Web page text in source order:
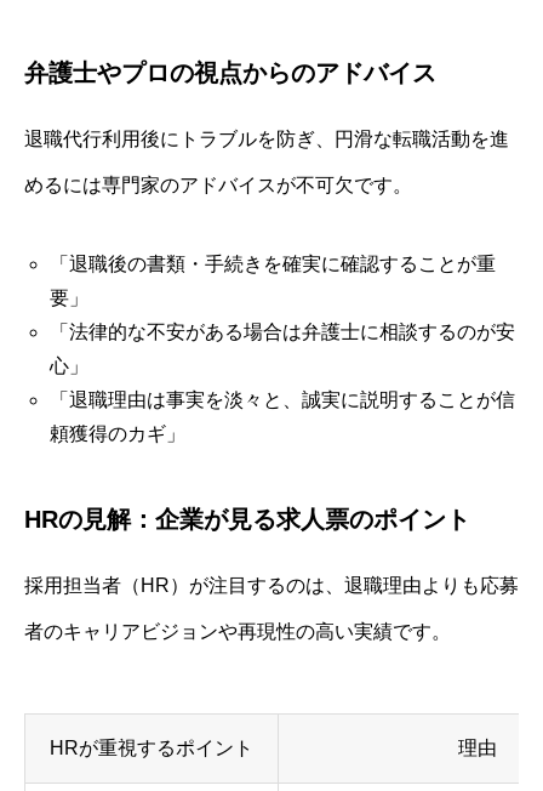
弁護士やプロの視点からのアドバイス
退職代行利用後にトラブルを防ぎ、円滑な転職活動を進
めるには専門家のアドバイスが不可欠です。
「退職後の書類・手続きを確実に確認することが重
要」
「法律的な不安がある場合は弁護士に相談するのが安
心」
「退職理由は事実を淡々と、誠実に説明することが信
頼獲得のカギ」
HRの見解：企業が見る求人票のポイント
採用担当者（HR）が注目するのは、退職理由よりも応募
者のキャリアビジョンや再現性の高い実績です。
HRが重視するポイント 理由